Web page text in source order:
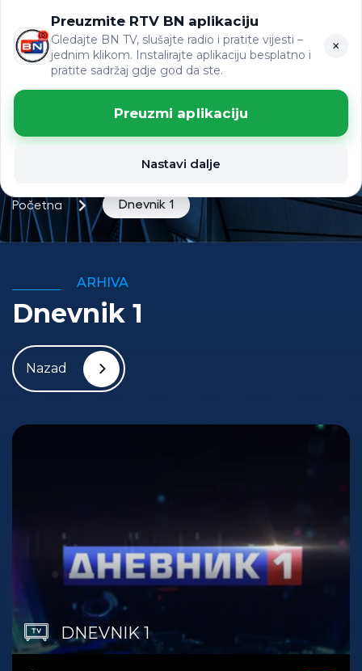
VIJESTI LAT
Preuzmite RTV BN aplikaciju
Gledajte BN TV, slušajte radio i pratite vijesti –
jednim klikom. Instalirajte aplikaciju besplatno i
pratite sadržaj gdje god da ste.
×
Preuzmi aplikaciju
Nastavi dalje
Početna Dnevnik 1
ARHIVA
Dnevnik 1
Nazad
DNEVNIK 1